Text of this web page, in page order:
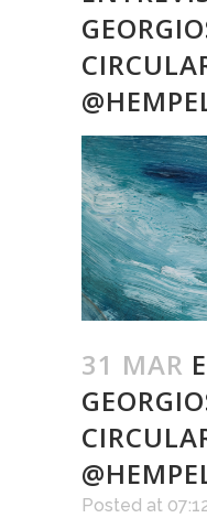
31 MAR
Posted at